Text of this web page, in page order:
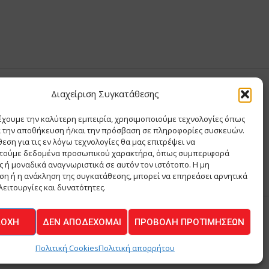
Διαχείριση Συγκατάθεσης
την καλύτερη εμπειρία, χρησιμοποιούμε τεχνολογίες όπως
την αποθήκευση ή/και την πρόσβαση σε πληροφορίες συσκευών.
για τις εν λόγω τεχνολογίες θα μας επιτρέψει να
δεδομένα προσωπικού χαρακτήρα, όπως συμπεριφορά
ή μοναδικά αναγνωριστικά σε αυτόν τον ιστότοπο. Η μη
ή η ανάκληση της συγκατάθεσης, μπορεί να επηρεάσει αρνητικά
και δυνατότητες.
ΔΕΝ ΑΠΟΔΈΧΟΜΑΙ ΠΡΟΒΟΛΉ ΠΡΟΤΙΜΉΣΕΩΝ
Πολιτική CookiesΠολιτική απορρήτου
Θ ΚΑΙ ΣΙΑ ΜΟΝΟΠΡΟΣΩΠΗ ΙΚΕ
Powered byBYTE A COOKIE